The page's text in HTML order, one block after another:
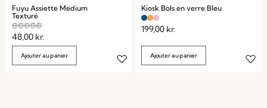
Fuyu Assiette Medium
Texturé
48,00 kr.
Ajouter au panier
Kiosk Bols en verre Bleu
199,00 kr.
Ajouter au panier